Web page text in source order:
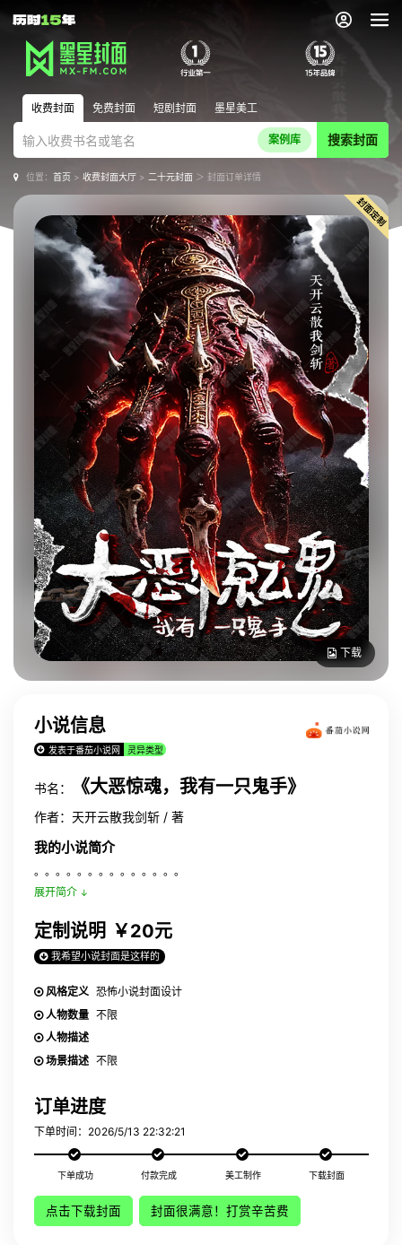
收费封面 免费封面 短剧封面 墨星美工
案例库 搜索封面
位置： 首页> 收费封面大厅> 二十元封面＞ 封面订单详情
下载
小说信息
发表于番茄小说网 灵异类型
书名： 《大恶惊魂，我有一只鬼手》
作者：天开云散我剑斩 / 著
我的小说简介
。。。。。。。。。。。。。。
展开简介
定制说明 ￥20元
我希望小说封面是这样的
风格定义 恐怖小说封面设计
人物数量 不限
人物描述
场景描述 不限
订单进度
下单时间：2026/5/13 22:32:21
下单成功 付款完成 美工制作 下载封面
点击下载封面 封面很满意！打赏辛苦费